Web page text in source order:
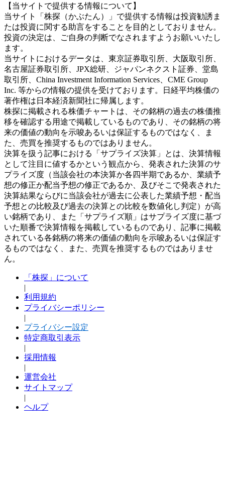
【当サイトで提供する情報について】
当サイト「株探（かぶたん）」で提供する情報は投資勧誘ま
たは投資に関する助言をすることを目的としておりません。
投資の決定は、ご自身の判断でなされますようお願いいたし
ます。
当サイトにおけるデータは、東京証券取引所、大阪取引所、
名古屋証券取引所、JPX総研、ジャパンネクスト証券、堂島
取引所、China Investment Information Services、CME Group
Inc. 等からの情報の提供を受けております。日経平均株価の
著作権は日本経済新聞社に帰属します。
株探に掲載される株価チャートは、その銘柄の過去の株価推
移を確認する用途で掲載しているものであり、その銘柄の将
来の価値の動向を示唆あるいは保証するものではなく、ま
た、売買を推奨するものではありません。
決算を扱う記事における「サプライズ決算」とは、決算情報
として注目に値するかという観点から、発表された決算のサ
プライズ度（当該会社の本決算か各四半期であるか、業績予
想の修正か配当予想の修正であるか、及びそこで発表された
決算結果ならびに当該会社が過去に公表した業績予想・配当
予想との比較及び過去の決算との比較を数値化し判定）が高
い銘柄であり、また「サプライズ順」はサプライズ度に基づ
いた順番で決算情報を掲載しているものであり、記事に掲載
されている各銘柄の将来の価値の動向を示唆あるいは保証す
るものではなく、また、売買を推奨するものではありませ
ん。
「株探」について
|
利用規約
プライバシーポリシー
|
プライバシー設定
特定商取引表示
|
採用情報
|
運営会社
サイトマップ
|
ヘルプ